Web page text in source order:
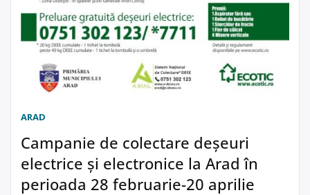
ARAD
Campanie de colectare deșeuri
electrice și electronice la Arad în
perioada 28 februarie-20 aprilie